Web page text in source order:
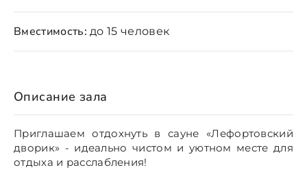
Вместимость: до 15 человек
Описание зала
Приглашаем отдохнуть в сауне «Лефортовский
дворик» - идеально чистом и уютном месте для
отдыха и расслабления!